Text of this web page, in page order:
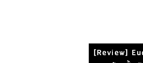
[Review]